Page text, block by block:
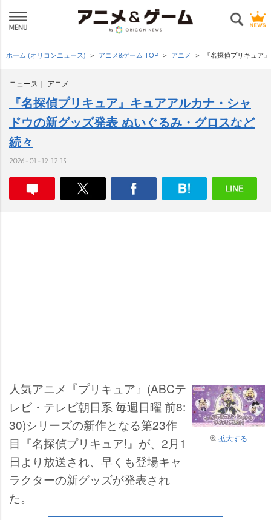
ホーム (オリコンニュース) アニメ&ゲーム TOP アニメ 『名探偵プリキュア
ニュース アニメ
『名探偵プリキュア』キュアアルカナ・シャ
ドウの新グッズ発表 ぬいぐるみ・グロスなど
続々
2026-01-19 12:15
拡大する
人気アニメ『プリキュア』(ABCテ
レビ・テレビ朝日系 毎週日曜 前8:
30)シリーズの新作となる第23作
目『名探偵プリキュア!』が、2月1
日より放送され、早くも登場キャ
ラクターの新グッズが発表され
た。